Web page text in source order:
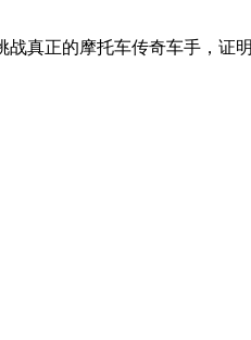
真正的摩托车传奇车手，证